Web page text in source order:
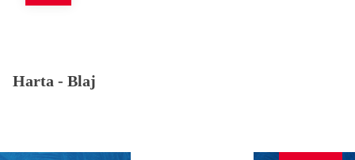
Harta - Blaj